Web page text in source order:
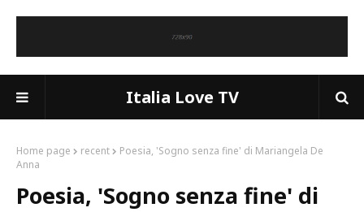
Italia Love TV
Home page recent
Poesia, 'Sogno senza fine' di Mariangela De
Anna
Poesia, 'Sogno senza fine' di